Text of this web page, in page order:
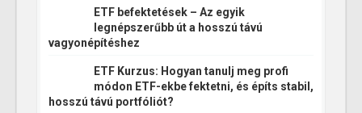
ETF befektetések – Az egyik
legnépszerűbb út a hosszú távú
vagyonépítéshez
ETF Kurzus: Hogyan tanulj meg profi
módon ETF-ekbe fektetni, és építs stabil,
hosszú távú portfóliót?